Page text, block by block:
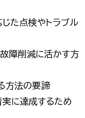
じた点検やトラブル
故障削減に活かす方
方法の要諦
実に達成するため